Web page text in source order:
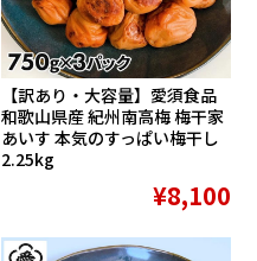
【訳あり・大容量】愛須食品
和歌山県産 紀州南高梅 梅干家
あいす 本気のすっぱい梅干し
2.25kg
¥8,100